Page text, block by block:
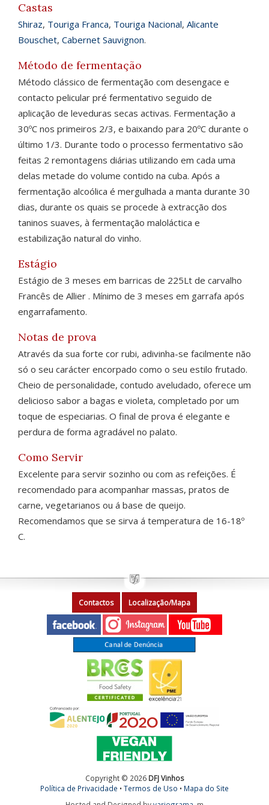
Castas
Shiraz, Touriga Franca, Touriga Nacional, Alicante
Bouschet, Cabernet Sauvignon.
Método de fermentação
Método clássico de fermentação com desengace e
contacto pelicular pré fermentativo seguido de
aplicação de leveduras secas activas. Fermentação a
30ºC nos primeiros 2/3, e baixando para 20ºC durante o
último 1/3. Durante todo o processo fermentativo são
feitas 2 remontagens diárias utilizando em cada uma
delas metade do volume contido na cuba. Após a
fermentação alcoólica é mergulhada a manta durante 30
dias, durante os quais se procede à extracção dos
taninos suaves, à fermentação maloláctica e
estabilização natural do vinho.
Estágio
Estágio de 3 meses em barricas de 225Lt de carvalho
Francês de Allier . Mínimo de 3 meses em garrafa após
engarrafamento.
Notas de prova
Através da sua forte cor rubi, adivinha-se facilmente não
só o seu carácter encorpado como o seu estilo frutado.
Cheio de personalidade, contudo aveludado, oferece um
delicioso sabor a bagas e violeta, completado por um
toque de especiarias. O final de prova é elegante e
perdura de forma agradável no palato.
Como Servir
Excelente para servir sozinho ou com as refeições. É
recomendado para acompanhar massas, pratos de
carne, vegetarianos ou á base de queijo.
Recomendamos que se sirva á temperatura de 16-18º
C.
Contactos Localização/Mapa
Copyright © 2026 DFJ Vinhos
Política de Privacidade •Termos de Uso • Mapa do Site